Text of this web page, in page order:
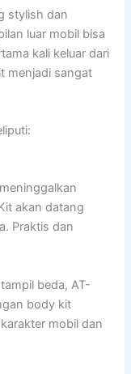
stylish dan
luar mobil bisa
kali keluar dari
menjadi sangat
akan datang
Praktis dan
beda, AT-
body kit
mobil dan